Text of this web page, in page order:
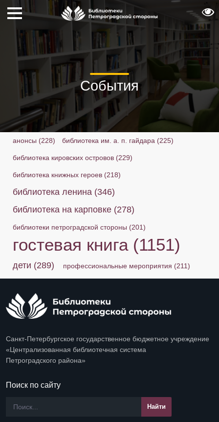
События
анонсы (228) библиотека им. а. п. гайдара (225)
библиотека кировских островов (229)
библиотека книжных героев (218)
библиотека ленина (346)
библиотека на карповке (278)
библиотеки петроградской стороны (201)
гостевая книга(1151)
дети (289) профессиональные мероприятия (211)
Санкт-Петербургское государственное бюджетное учреждение
«Централизованная библиотечная система
Петроградского района»
Поиск по сайту